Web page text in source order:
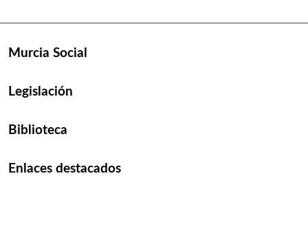
Murcia Social
Legislación
Biblioteca
Enlaces destacados